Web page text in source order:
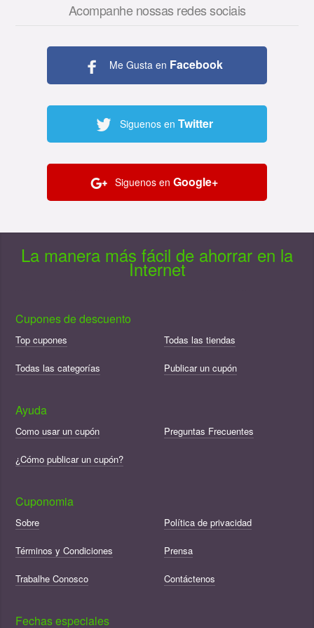
Acompanhe nossas redes sociais
Me Gusta en Facebook
Siguenos en Twitter
Siguenos en Google+
La manera más fácil de ahorrar en la
Internet
Cupones de descuento
Top cupones Todas las tiendas
Todas las categorías Publicar un cupón
Ayuda
Como usar un cupón Preguntas Frecuentes
¿Cómo publicar un cupón?
Cuponomia
Sobre Política de privacidad
Términos y Condiciones Prensa
Trabalhe Conosco Contáctenos
Fechas especiales